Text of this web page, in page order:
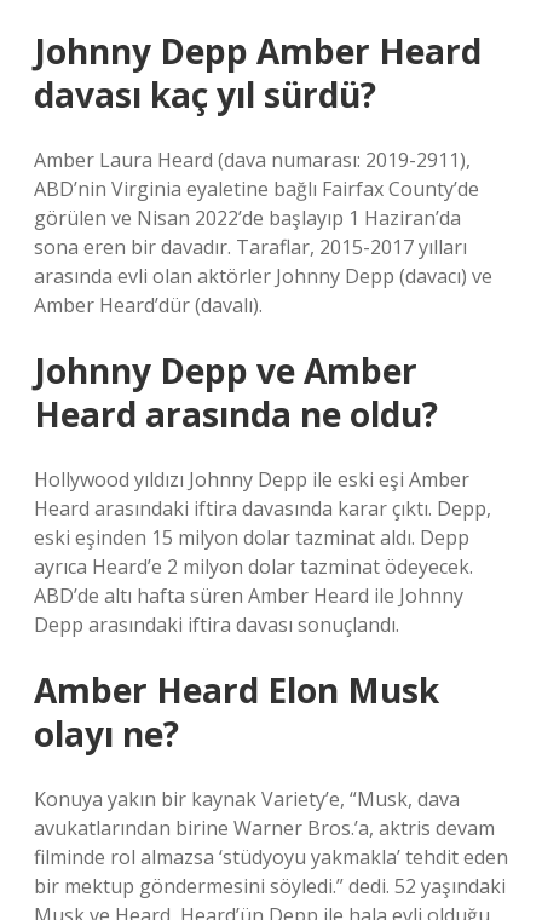
Johnny Depp Amber Heard
davası kaç yıl sürdü?
Amber Laura Heard (dava numarası: 2019-2911),
ABD’nin Virginia eyaletine bağlı Fairfax County’de
görülen ve Nisan 2022’de başlayıp 1 Haziran’da
sona eren bir davadır. Taraflar, 2015-2017 yılları
arasında evli olan aktörler Johnny Depp (davacı) ve
Amber Heard’dür (davalı).
Johnny Depp ve Amber
Heard arasında ne oldu?
Hollywood yıldızı Johnny Depp ile eski eşi Amber
Heard arasındaki iftira davasında karar çıktı. Depp,
eski eşinden 15 milyon dolar tazminat aldı. Depp
ayrıca Heard’e 2 milyon dolar tazminat ödeyecek.
ABD’de altı hafta süren Amber Heard ile Johnny
Depp arasındaki iftira davası sonuçlandı.
Amber Heard Elon Musk
olayı ne?
Konuya yakın bir kaynak Variety’e, “Musk, dava
avukatlarından birine Warner Bros.’a, aktris devam
filminde rol almazsa ‘stüdyoyu yakmakla’ tehdit eden
bir mektup göndermesini söyledi.” dedi. 52 yaşındaki